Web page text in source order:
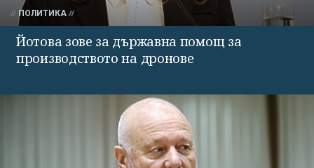
ПОЛИТИКА
Йотова зове за държавна помощ за
производството на дронове